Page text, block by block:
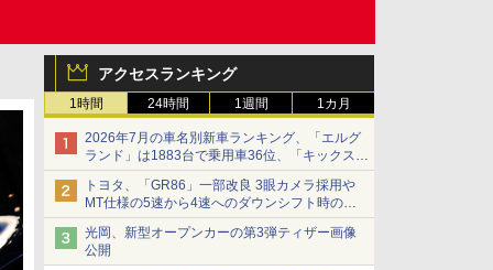
アクセスランキング
1時間 24時間 1週間 1カ月
2026年7月の車名別新車ランキング、「エルグ
ランド」は1883台で乗用車36位、「キックス」
は2591台で27位に
トヨタ、「GR86」一部改良 3眼カメラ採用や
MT仕様の5速から4速へのダウンシフト時の操
作性向上など
光岡、新型オープンカーの第3弾ティザー画像
公開